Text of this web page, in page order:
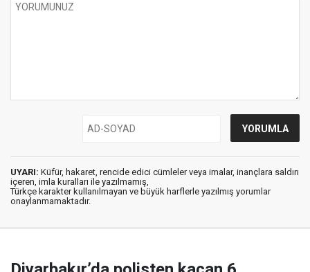
UYARI: Küfür, hakaret, rencide edici cümleler veya imalar, inançlara saldırı
içeren, imla kuralları ile yazılmamış,
Türkçe karakter kullanılmayan ve büyük harflerle yazılmış yorumlar
onaylanmamaktadır.